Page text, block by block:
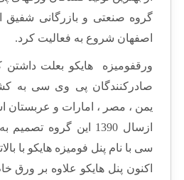
اصفهان شروع به فعالیت کرد.
ورقفومیزه هایکو بعلت
صادرکنندگان پی وی سی به
یمن ، مصر ، امارات و عربستان
ازسال 1390 این گروه
سی با نام پنل فومیزه هایکو با
اکنون پنل هایکو علاوه بر